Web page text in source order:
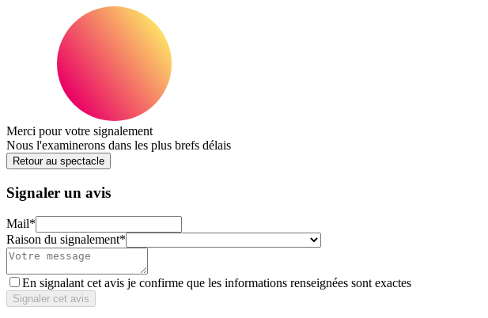
Merci pour votre signalement
Nous l'examinerons dans les plus brefs délais
Retour au spectacle
Signaler un avis
Mail*
Raison du signalement*
En signalant cet avis je confirme que les informations renseignées sont exactes
Signaler cet avis